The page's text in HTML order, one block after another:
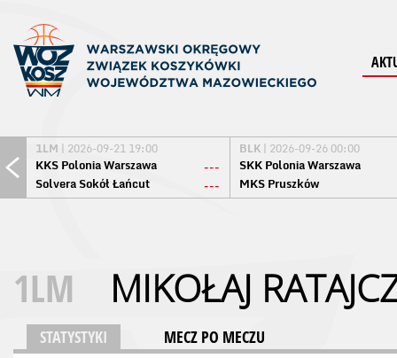
1LM | 2026-09-21 19:00
KKS Polonia Warszawa
---
Solvera Sokół Łańcut
---
BLK | 2026-09-26 00:00
SKK Polonia Warszawa
MKS Pruszków
1LM MIKOŁAJ
STATYSTYKI MECZ PO MECZU